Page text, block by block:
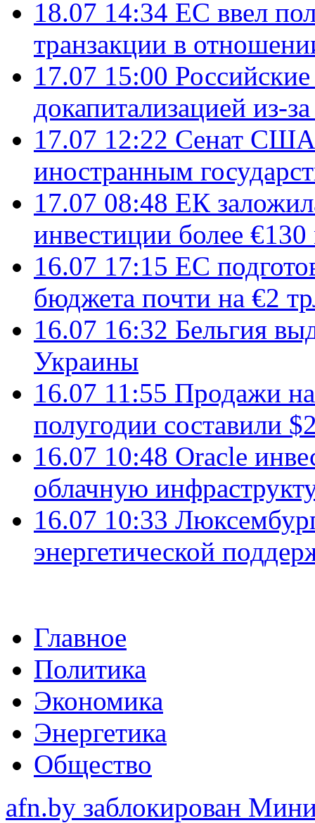
18.07 14:34 ЕС ввел
транзакции в
17.07 15:00
докапитализацией из-
17.07 12:22 Сенат США
иностранным
17.07 08:48 ЕК
инвестиции более
16.07 17:15 ЕС
бюджета почти на €2
16.07 16:32 Бельгия
Украины
16.07 11:55 Продажи
полугодии составили
16.07 10:48 Oracle
облачную
16.07 10:33
энергетической
Главное
Политика
Экономика
Энергетика
Общество
afn.by заблокирован